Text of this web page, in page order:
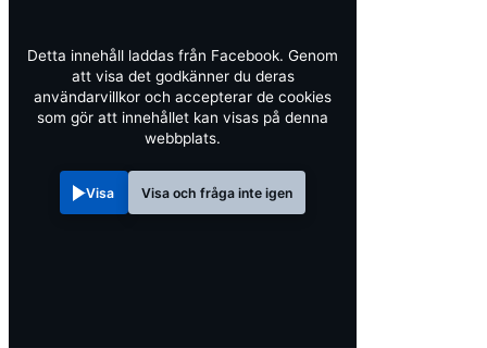
Detta innehåll laddas från Facebook. Genom
att visa det godkänner du deras
användarvillkor och accepterar de cookies
som gör att innehållet kan visas på denna
webbplats.
Visa Visa och fråga inte igen